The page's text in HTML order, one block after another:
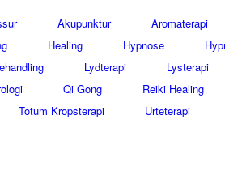
Akupunktur Aromaterapi
Healing Hypnose
Lydterapi Lysterapi
Qi Gong Reiki Healing
Totum Kropsterapi Urteterapi